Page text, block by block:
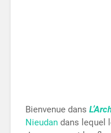
Bienvenue dans L’
Nieudandans lequel